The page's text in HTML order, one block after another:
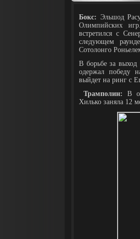
Бокс: Эльшод
Олимпийских
встретился с
следующем
Сотолонго
В борьбе за выход
одержал победу
выйдет на ринг с
Трамполин: В
Хилько заняла 12